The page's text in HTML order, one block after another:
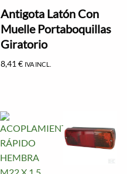
Antigota Latón Con
Muelle Portaboquillas
Giratorio
8,41€ IVA INCL.